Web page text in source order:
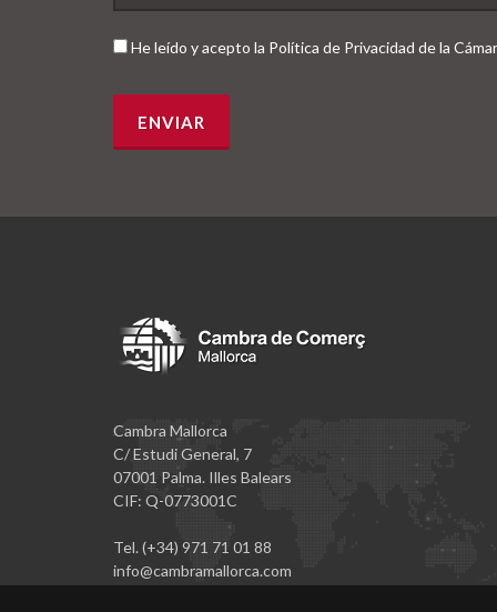
He leído y acepto la Política de Privacidad de la
Cambra Mallorca
C/ Estudi General, 7
07001 Palma. Illes Balears
CIF: Q-0773001C
Tel. (+34) 971 71 01 88
info@cambramallorca.com